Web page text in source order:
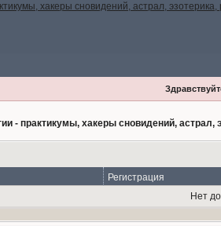
- практикумы, хакеры сновидений, астрал,
Регистрация
Нет